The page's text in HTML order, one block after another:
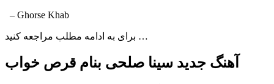
– Ghorse Khab
برای به ادامه مطلب مراجعه کنید …
آهنگ جدید سینا صلحی بنام قرص خواب